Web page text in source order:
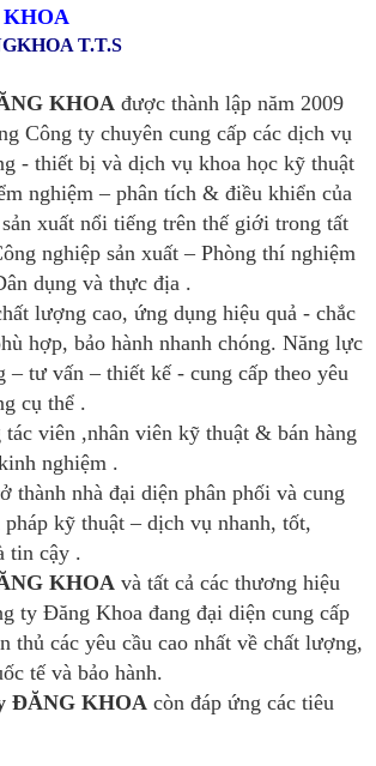
T.T.S
KHOA được thành lập năm 2009
Công ty chuyên cung cấp các dịch vụ
- thiết bị và dịch vụ khoa học kỹ thuật
nghiệm – phân tích & điều khiển của
xuất nổi tiếng trên thế giới trong tất
nghiệp sản xuất – Phòng thí nghiệm
dụng và thực địa .
lượng cao, ứng dụng hiệu quả - chắc
hợp, bảo hành nhanh chóng. Năng lực
– tư vấn – thiết kế - cung cấp theo yêu
cụ thể .
viên ,nhân viên kỹ thuật & bán hàng
nghiệm .
nhà đại diện phân phối và cung
kỹ thuật – dịch vụ nhanh, tốt,
tin cậy .
KHOA và tất cả các thương hiệu
ty Đăng Khoa đang đại diện cung cấp
thủ các yêu cầu cao nhất về chất lượng,
tế và bảo hành.
ĐĂNG KHOA còn đáp ứng các tiêu